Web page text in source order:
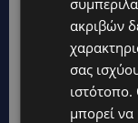
ακριβών
σας
μπορεί να